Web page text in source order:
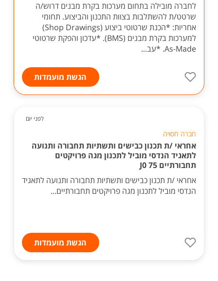
לחברה מובילה בתחום מערכות בקרת מבנים דרוש/ה
שרטט/ת להשתלבות בצוות התכנון והביצוע. תחומי
אחריות: *הכנת שרטוטי ביצוע (Shop Drawings)
למערכות בקרת מבנים (BMS). *עדכון והפקת שרטוטי
As-Made. *עב...
הגשת מועמדות
לפני יום
חברה חסויה
אחראי /ת תכנון כבישים ותשתיות תחבורה ותנועה
לתאגיד הנדסי מוביל לתכנון מגה פרויקטים
תחבורתיים J0 75
אחראי /ת תכנון כבישים ותשתיות תחבורה ותנועה לתאגיד
הנדסי מוביל לתכנון מגה פרויקטים תחבורתיים...
הגשת מועמדות